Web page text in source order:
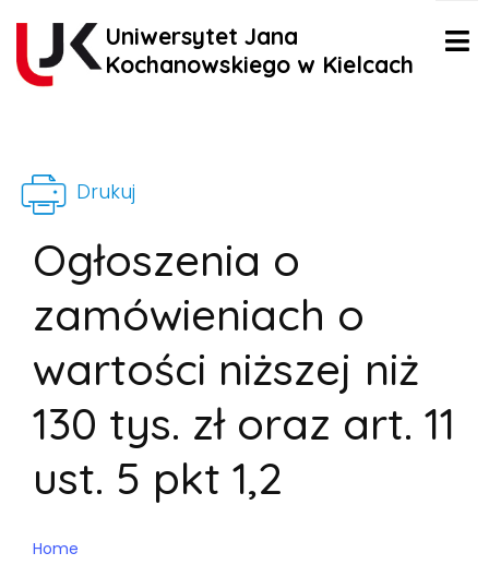
Uniwersytet Jana
Kochanowskiego w Kielcach
Drukuj
Ogłoszenia o
zamówieniach o
wartości niższej niż
130 tys. zł oraz art. 11
ust. 5 pkt 1,2
Home